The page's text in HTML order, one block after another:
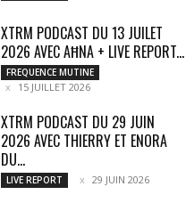
XTRM PODCAST DU 13 JUILET
2026 AVEC AĦNA + LIVE REPORT...
FREQUENCE MUTINE
15 JUILLET 2026
XTRM PODCAST DU 29 JUIN
2026 AVEC THIERRY ET ENORA
DU...
LIVE REPORT 29 JUIN 2026